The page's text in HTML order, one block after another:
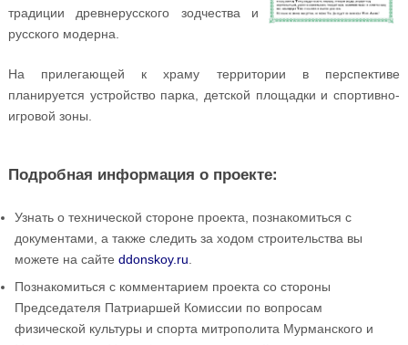
традиции древнерусского зодчества и
русского модерна.
На прилегающей к храму территории в перспективе
планируется устройство парка, детской площадки и спортивно-
игровой зоны.
Подробная информация о проекте:
Узнать о технической стороне проекта, познакомиться с
документами, а также следить за ходом строительства вы
можете на сайте ddonskoy.ru
Познакомиться с комментарием проекта со стороны
Председателя Патриаршей Комиссии по вопросам
физической культуры и спорта митрополита Мурманского и